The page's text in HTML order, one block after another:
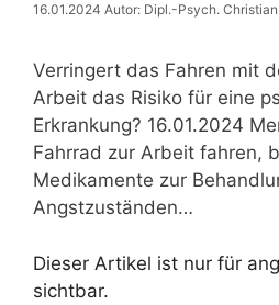
16.01.2024 Autor: Dipl.-Psych.
Verringert das Fahren mit
Arbeit das Risiko für eine
Erkrankung? 16.01.2024
Fahrrad zur Arbeit fahren,
Medikamente zur
Angstzuständen…
Dieser Artikel ist nur für
sichtbar.